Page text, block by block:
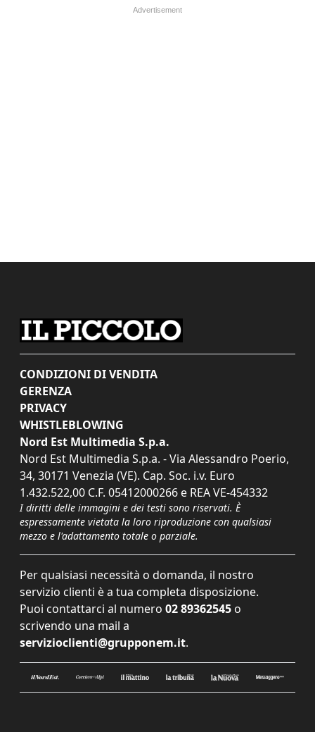
CONDIZIONI DI VENDITA
GERENZA
PRIVACY
WHISTLEBLOWING
Nord Est Multimedia S.p.a.
Nord Est Multimedia S.p.a. - Via Alessandro Poerio,
34, 30171 Venezia (VE). Cap. Soc. i.v. Euro
1.432.522,00 C.F. 05412000266 e REA VE-454332
I diritti delle immagini e dei testi sono riservati. È
espressamente vietata la loro riproduzione con qualsiasi
mezzo e l'adattamento totale o parziale.
Per qualsiasi necessità o domanda, il nostro
servizio clienti è a tua completa disposizione.
Puoi contattarci al numero 02 89362545 o
scrivendo una mail a
servizioclienti@grupponem.it.